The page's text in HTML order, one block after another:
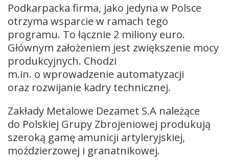
Podkarpacka firma, jako jedyna w Polsce
otrzyma wsparcie w ramach tego
programu. To łącznie 2 miliony euro.
Głównym założeniem jest zwiększenie mocy
produkcyjnych. Chodzi
m.in. o wprowadzenie automatyzacji
oraz rozwijanie kadry technicznej.
Zakłady Metalowe Dezamet S.A należące
do Polskiej Grupy Zbrojeniowej produkują
szeroką gamę amunicji artyleryjskiej,
moździerzowej i granatnikowej.